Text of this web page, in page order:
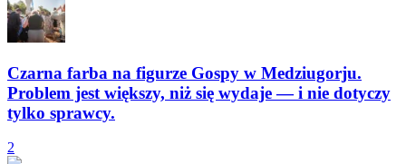
Czarna farba na figurze Gospy w Medziugorju.
Problem jest większy, niż się wydaje — i nie dotyczy
tylko sprawcy.
2